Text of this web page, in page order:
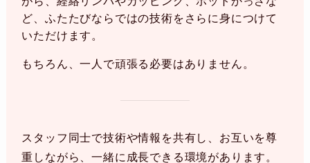
ど、ふたたびならではの技術をさらに身につけて
いただけます。
もちろん、一人で頑張る必要はありません。
スタッフ同士で技術や情報を共有し、お互いを尊
重しながら、一緒に成長できる環境があります。